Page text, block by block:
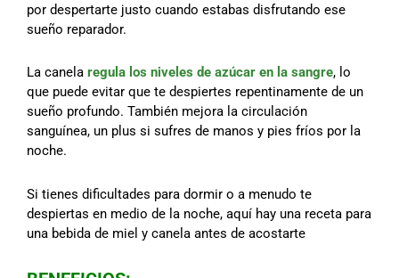
por despertarte justo cuando estabas disfrutando ese
sueño reparador.
La canela regula los niveles de azúcar en la sangre, lo
que puede evitar que te despiertes repentinamente de un
sueño profundo. También mejora la circulación
sanguínea, un plus si sufres de manos y pies fríos por la
noche.
Si tienes dificultades para dormir o a menudo te
despiertas en medio de la noche, aquí hay una receta para
una bebida de miel y canela antes de acostarte